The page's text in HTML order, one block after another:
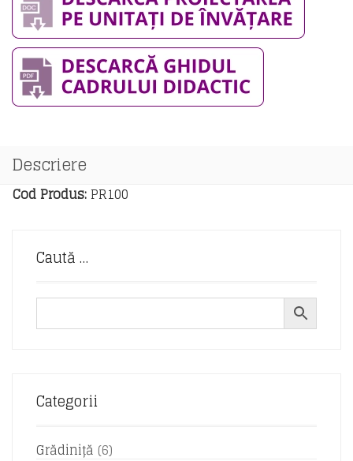
Descriere
Cod Produs: PR100
Caută …
Categorii
Grădiniță (6)